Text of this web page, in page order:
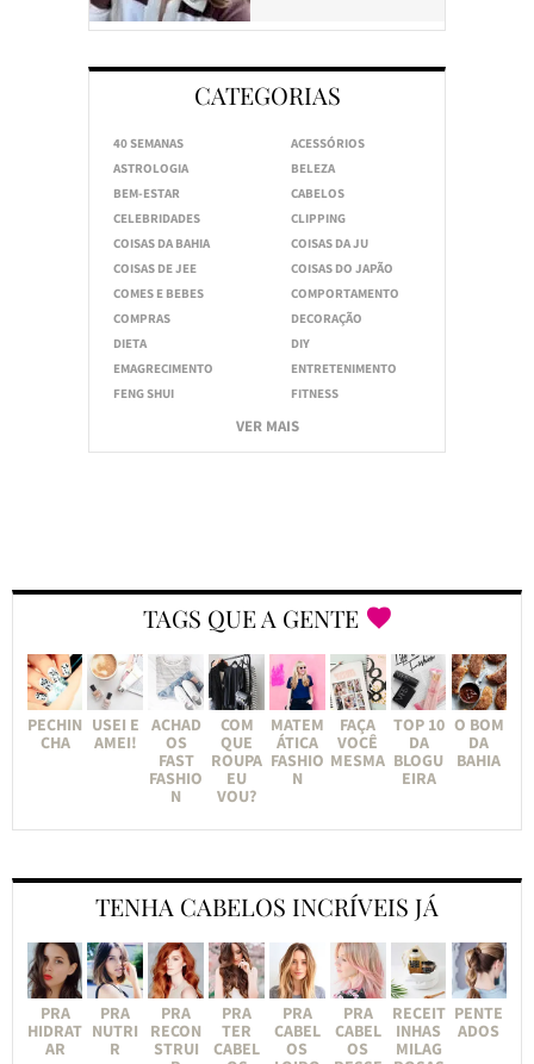
CATEGORIAS
40 SEMANAS
ACESSÓRIOS
ASTROLOGIA
BELEZA
BEM-ESTAR
CABELOS
CELEBRIDADES
CLIPPING
COISAS DA BAHIA
COISAS DA JU
COISAS DE JEE
COISAS DO JAPÃO
COMES E BEBES
COMPORTAMENTO
COMPRAS
DECORAÇÃO
DIETA
DIY
EMAGRECIMENTO
ENTRETENIMENTO
FENG SHUI
FITNESS
VER MAIS
TAGS QUE A GENTE
PECHIN
CHA
USEI E
AMEI!
ACHAD
OS
FAST
FASHIO
N
COM
QUE
ROUPA
EU
VOU?
MATEM
ÁTICA
FASHIO
N
FAÇA
VOCÊ
MESMA
TOP 10
DA
BLOGU
EIRA
O BOM
DA
BAHIA
TENHA CABELOS INCRÍVEIS JÁ
PRA
HIDRAT
AR
PRA
NUTRI
R
PRA
RECON
STRUI
PRA
TER
CABEL
PRA
CABEL
OS
PRA
CABEL
OS
RECEIT
INHAS
MILAG
PENTE
ADOS